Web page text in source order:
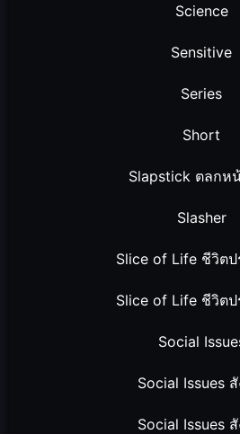
Science
Sensitive
Series
Short
Slapstick ตลกห
Slasher
Slice of Life ชีวิตป
Slice of Life ชีวิตป
Social
Social Issues
Social Issues